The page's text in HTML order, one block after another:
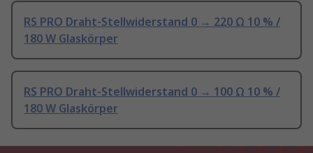
RS PRO Draht-Stellwiderstand 0 → 220 Ω 10 % /
180 W Glaskörper
RS PRO Draht-Stellwiderstand 0 → 100 Ω 10 % /
180 W Glaskörper